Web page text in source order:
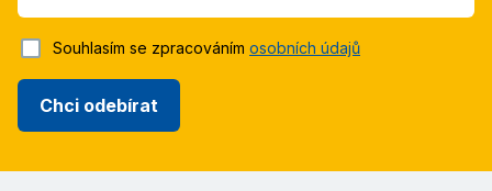
Chci odebírat
Souhlasím se zpracováním osobních údajů